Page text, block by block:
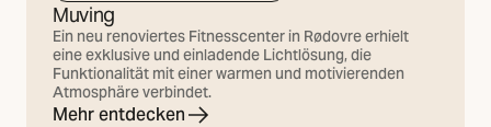
Muving
Ein neu renoviertes Fitnesscenter in Rødovre erhielt
eine exklusive und einladende Lichtlösung, die
Funktionalität mit einer warmen und motivierenden
Atmosphäre verbindet.
Mehr entdecken